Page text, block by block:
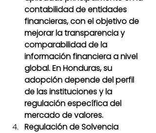
contabilidad de entidades
financieras, con el objetivo de
mejorar la transparencia y
comparabilidad de la
información financiera a nivel
global. En Honduras, su
adopción depende del perfil
de las instituciones y la
regulación específica del
mercado de valores.
Regulación de Solvencia